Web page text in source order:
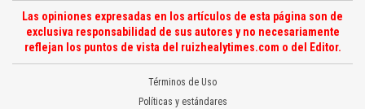
Las opiniones expresadas en los artículos de esta página son de
exclusiva responsabilidad de sus autores y no necesariamente
reflejan los puntos de vista del ruizhealytimes.com o del Editor.
Términos de Uso
Políticas y estándares